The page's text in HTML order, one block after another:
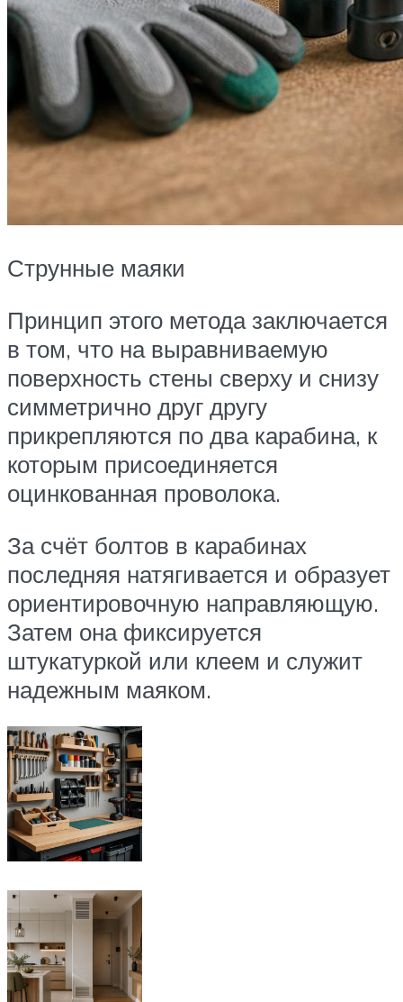
Струнные маяки
Принцип этого метода заключается
в том, что на выравниваемую
поверхность стены сверху и снизу
симметрично друг другу
прикрепляются по два карабина, к
которым присоединяется
оцинкованная проволока.
За счёт болтов в карабинах
последняя натягивается и образует
ориентировочную направляющую.
Затем она фиксируется
штукатуркой или клеем и служит
надежным маяком.